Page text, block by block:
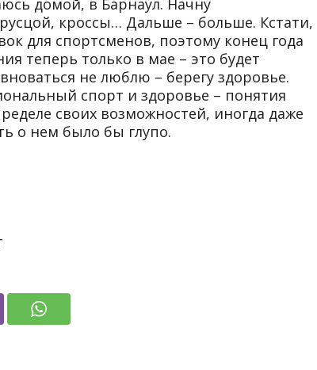
кроссы… Дальше – больше. Кстати,
для спортсменов, поэтому конец года
теперь только в мае – это будет
не люблю – берегу здоровье.
спорт и здоровье – понятия
своих возможностей, иногда даже
о нем было бы глупо.